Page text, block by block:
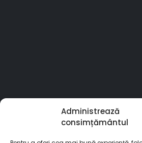
Administrează
consimțământul